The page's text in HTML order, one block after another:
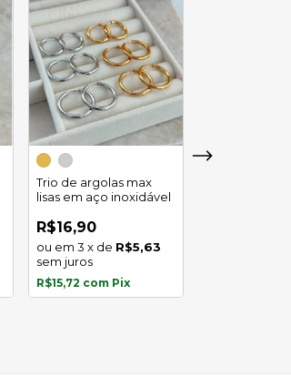
Trio de argolas max
lisas em aço inoxidável
R$16,90
3 x de R$5,63
sem juros
R$15,72 com Pix
Trio de argola